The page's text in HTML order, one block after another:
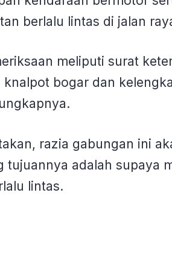
berlalu lintas di jalan
meliputi surat
knalpot bogar dan
razia gabungan ini
tujuannya adalah supaya
lintas.